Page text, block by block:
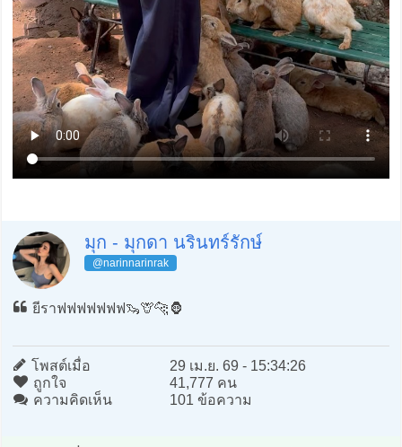
มุก - มุกดา นรินทร์รักษ์
@narinnarinrak
ยีราฟฟฟฟฟฟฟ🦦🦒🐆🦍
โพสต์เมื่อ
29 เม.ย. 69 - 15:34:26
ถูกใจ
41,777 คน
ความคิดเห็น
101 ข้อความ